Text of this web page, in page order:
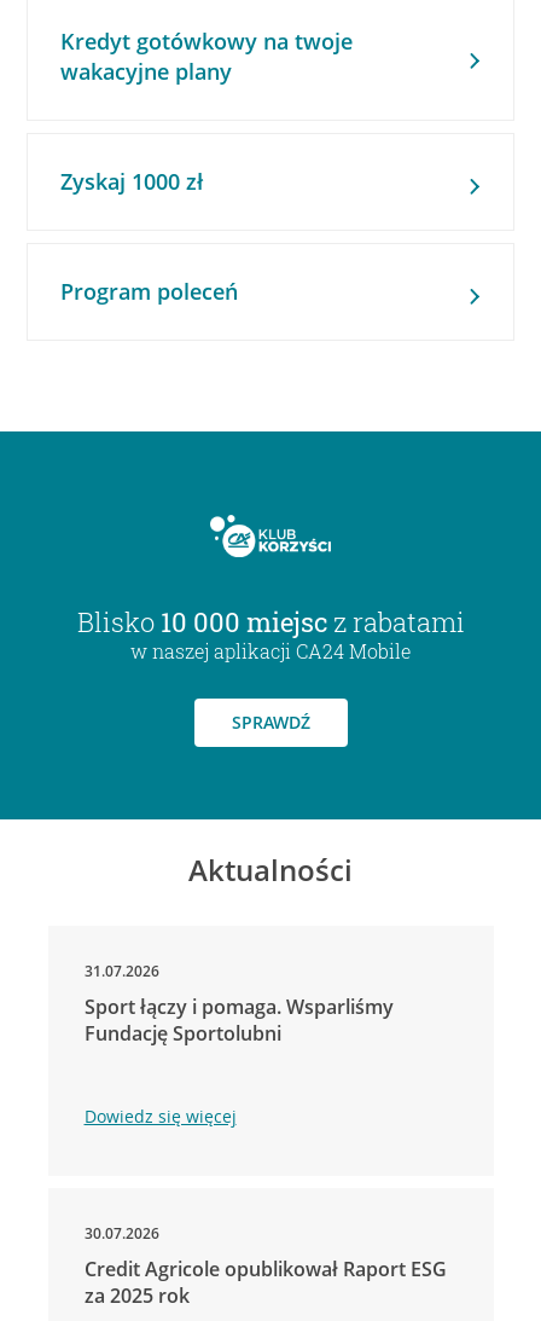
Kredyt gotówkowy na twoje
wakacyjne plany
Zyskaj 1000 zł
Program poleceń
Blisko 10 000 miejsc z rabatami
w naszej aplikacji CA24 Mobile
SPRAWDŹ
Aktualności
31.07.2026
Sport łączy i pomaga. Wsparliśmy
Fundację Sportolubni
Dowiedz się więcej
30.07.2026
Credit Agricole opublikował Raport ESG
za 2025 rok